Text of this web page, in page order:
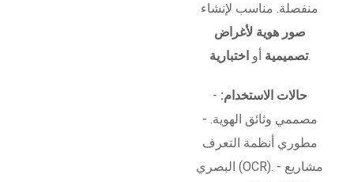
منفصلة. مناسب لإنشاء
صور هوية لأغراض
تصميمية أو اختبارية .
حالات الاستخدام: -
مصممي وثائق الهوية. -
مطوري أنظمة التعرف
البصري (OCR). - مشاريع